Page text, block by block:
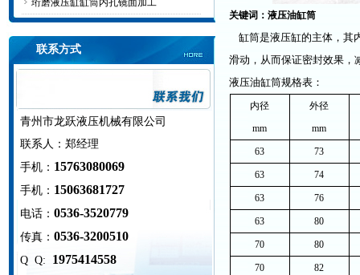
珩磨液压缸缸筒内孔镜面加工
联系方式
青州市龙跃液压机械有限公司
联系人：郑经理
手机： 15763080069
手机： 15063681727
电话： 0536-3520779
传真： 0536-3200510
Q Q: 1975414558
关键词：液压油缸筒
缸筒是液压缸的主体，其
滑动，从而保证密封效果，
液压油缸筒规格表：
内径
mm
外径
mm
63 73
63 74
63 76
63 80
70 80
70 82